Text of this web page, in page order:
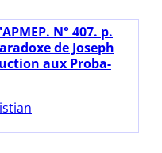
N° 407. p.
de Joseph
aux Proba-